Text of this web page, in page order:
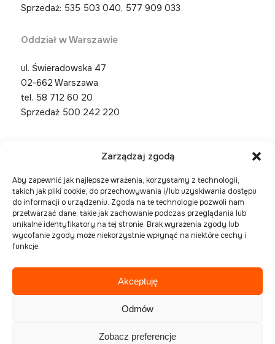
Zarządzaj zgodą
Aby zapewnić jak najlepsze wrażenia, korzystamy z technologii,
takich jak pliki cookie, do przechowywania i/lub uzyskiwania dostępu
do informacji o urządzeniu. Zgoda na te technologie pozwoli nam
przetwarzać dane, takie jak zachowanie podczas przeglądania lub
unikalne identyfikatory na tej stronie. Brak wyrażenia zgody lub
wycofanie zgody może niekorzystnie wpłynąć na niektóre cechy i
funkcje.
Akceptuję
Odmów
Zobacz preferencje
Sprzedaż: 535 503 040, 577 909 033
Oddział w Warszawie
ul. Świeradowska 47
02-662 Warszawa
tel. 58 712 60 20
Sprzedaż 500 242 220
Spółka zarejestrowana w Sądzie Rejonowym Gdańsk
Północ, VIII Wydział Gospodarczy Krajowego
Rejestru Sądowego pod numerem KRS 0000394954,